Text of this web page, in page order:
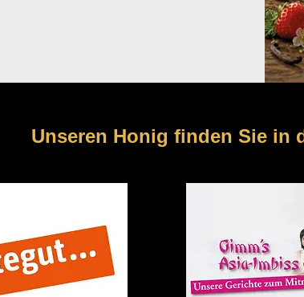
Unseren Honig finden Sie in